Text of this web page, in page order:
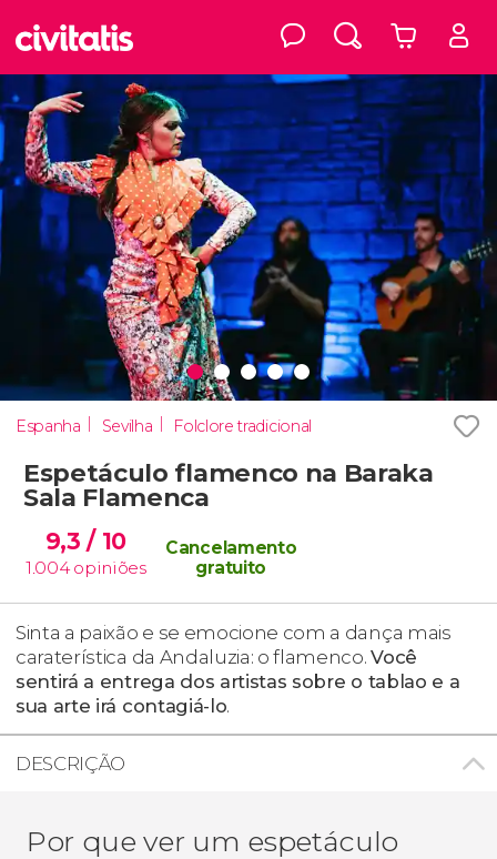
Espanha Sevilha Folclore tradicional
Espetáculo flamenco na Baraka
Sala Flamenca
9,3/ 10
1.004 opiniões
Cancelamento
gratuito
Sinta a paixão e se emocione com a dança mais
caraterística da Andaluzia: o flamenco.Você
sentirá a entrega dos artistas sobre o tablao e a
sua arte irá contagiá-lo.
DESCRIÇÃO
Por que ver um espetáculo